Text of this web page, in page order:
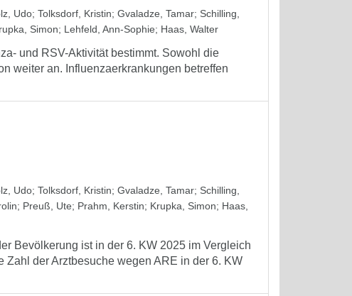
Udo; Tolksdorf, Kristin; Gvaladze, Tamar; Schilling,
Simon; Lehfeld, Ann-Sophie; Haas, Walter
und RSV-Aktivität bestimmt. Sowohl die
weiter an. Influenzaerkrankungen betreffen
Udo; Tolksdorf, Kristin; Gvaladze, Tamar; Schilling,
; Preuß, Ute; Prahm, Kerstin; Krupka, Simon; Haas,
Bevölkerung ist in der 6. KW 2025 im Vergleich
der Arztbesuche wegen ARE in der 6. KW